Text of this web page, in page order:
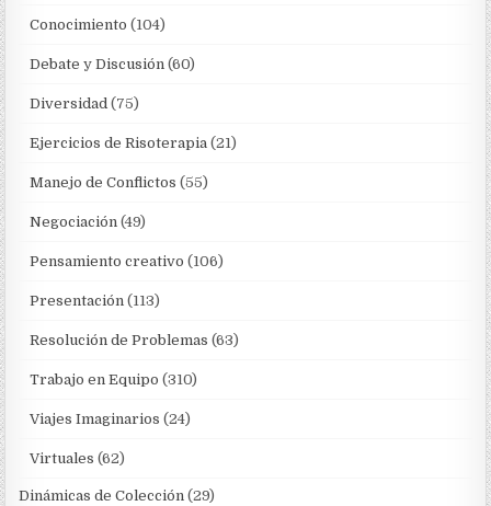
Conocimiento (104)
Debate y Discusión (60)
Diversidad (75)
Ejercicios de Risoterapia (21)
Manejo de Conflictos (55)
Negociación (49)
Pensamiento creativo (106)
Presentación (113)
Resolución de Problemas (63)
Trabajo en Equipo (310)
Viajes Imaginarios (24)
Virtuales (62)
Dinámicas de Colección (29)